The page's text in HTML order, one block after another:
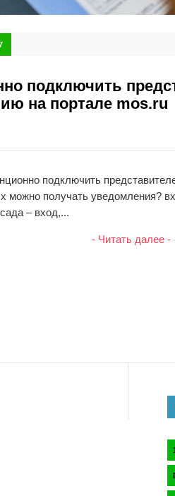
подключить
на портале mos.ru
подключить
можно получать уведомления?
– вход,...
- Читать далее -